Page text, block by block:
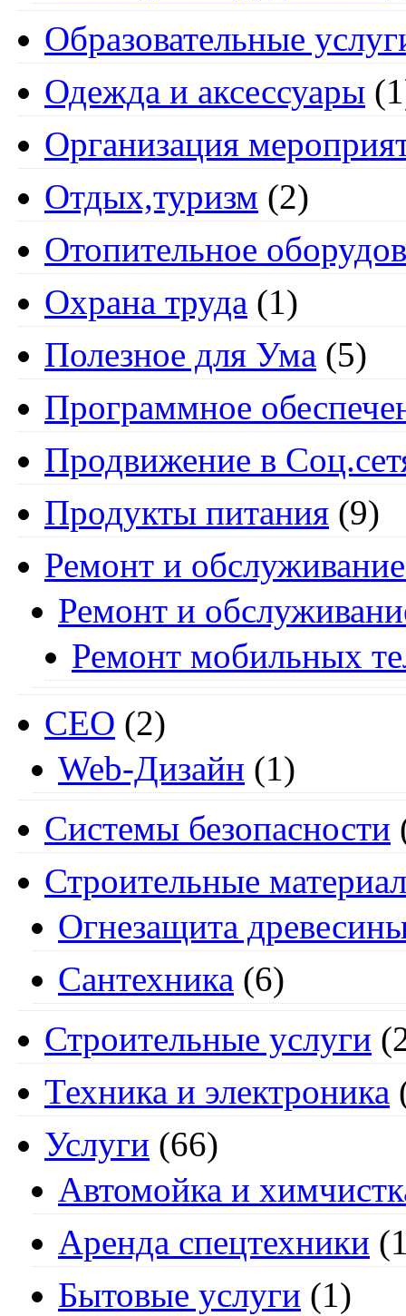
Образовательные
Одежда и аксессуары
Организация
Отдых,туризм (2)
Отопительное
Охрана труда (1)
Полезное для Ума (5)
Программное
Продвижение в
Продукты питания (9)
Ремонт и
Ремонт и
Ремонт мобильных
СЕО (2)
Web-Дизайн (1)
Системы безопасности
Строительные
Огнезащита
Сантехника (6)
Строительные услуги
Техника и электроника
Услуги (66)
Автомойка и
Аренда спецтехники
Бытовые услуги (1)